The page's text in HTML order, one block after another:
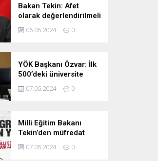
Bakan Tekin: Afet
olarak değerlendirilmeli
06.05.2024 0
YÖK Başkanı Özvar: İlk
500’deki üniversite
sayımızı 10’a çıkarmayı
hedefliyoruz
07.05.2024 0
Milli Eğitim Bakanı
Tekin’den müfredat
açıklaması! İntegral
neden yok? İşte
07.05.2024 0